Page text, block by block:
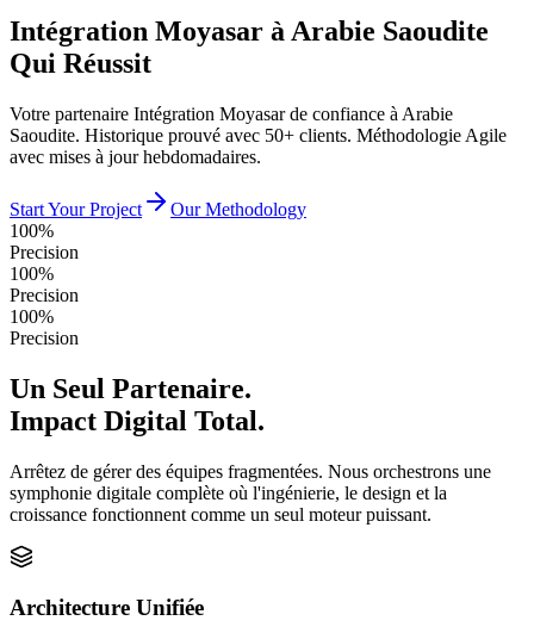
Intégration Moyasar à Arabie Saoudite
Qui Réussit
Votre partenaire Intégration Moyasar de confiance à Arabie
Saoudite. Historique prouvé avec 50+ clients. Méthodologie Agile
avec mises à jour hebdomadaires.
Start Your Project
Our Methodology
100%
Precision
100%
Precision
100%
Precision
Un Seul Partenaire.
Impact Digital Total.
Arrêtez de gérer des équipes fragmentées. Nous orchestrons une
symphonie digitale complète où l'ingénierie, le design et la
croissance fonctionnent comme un seul moteur puissant.
Architecture Unifiée